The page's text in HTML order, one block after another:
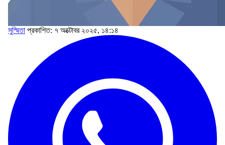
সুস্মিতা প্রকাশিত: ৭ অক্টোবর ২০২৫, ১৪:১৪